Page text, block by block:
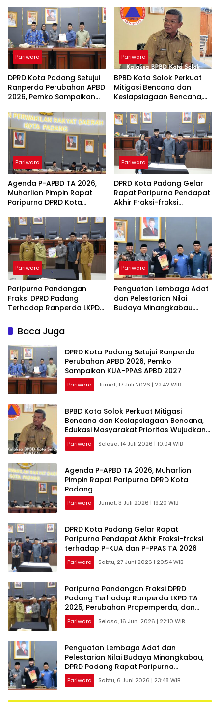
Pariwara
DPRD Kota Padang Setujui
Ranperda Perubahan APBD
2026, Pemko Sampaikan
Pariwara
BPBD Kota Solok Perkuat
Mitigasi Bencana dan
Kesiapsiagaan Bencana,
Prioritas Wujudkan Kota
Tangguh dan Siaga
Pariwara
Agenda P-APBD TA 2026,
Muharlion Pimpin Rapat
Paripurna DPRD Kota
Pariwara
DPRD Kota Padang Gelar
Rapat Paripurna Pendapat
Akhir Fraksi-fraksi
PPAS TA 2026
Pariwara
Paripurna Pandangan
Fraksi DPRD Padang
Terhadap Ranperda LKPD
Propemperda, dan PKUA
dan PPAS TA 2026
Pariwara
Penguatan Lembaga Adat
dan Pelestarian Nilai
Budaya Minangkabau,
Baca Juga
DPRD Kota Padang Setujui Ranperda
Perubahan APBD 2026, Pemko
Sampaikan KUA-PPAS APBD 2027
Pariwara Jumat, 17 Juli 2026 | 22:42 WIB
BPBD Kota Solok Perkuat Mitigasi
Bencana dan Kesiapsiagaan Bencana,
Edukasi Masyarakat Prioritas Wujudkan
Kota Tangguh dan Siaga
Pariwara Selasa, 14 Juli 2026 | 10:04 WIB
Agenda P-APBD TA 2026, Muharlion
Pimpin Rapat Paripurna DPRD Kota
Padang
Pariwara Jumat, 3 Juli 2026 | 19:20 WIB
DPRD Kota Padang Gelar Rapat
Paripurna Pendapat Akhir Fraksi-fraksi
terhadap P-KUA dan P-PPAS TA 2026
Pariwara Sabtu, 27 Juni 2026 | 20:54 WIB
Paripurna Pandangan Fraksi DPRD
Padang Terhadap Ranperda LKPD TA
2025, Perubahan Propemperda, dan
PKUA dan PPAS TA 2026
Pariwara Selasa, 16 Juni 2026 | 22:10 WIB
Penguatan Lembaga Adat dan
Pelestarian Nilai Budaya Minangkabau,
DPRD Padang Rapat Paripurna
Penyampaian Pendapat Akhir Fraksi
Pariwara Sabtu, 6 Juni 2026 | 23:48 WIB